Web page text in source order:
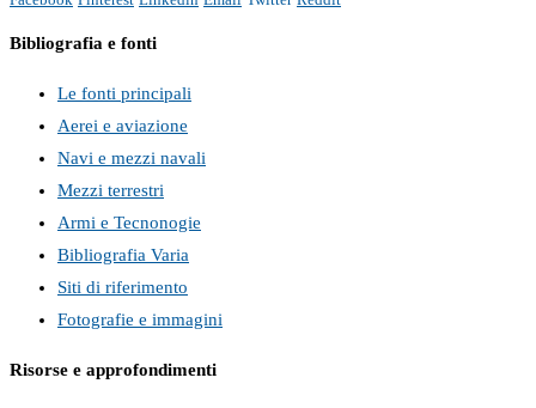
Bibliografia e fonti
Le fonti principali
Aerei e aviazione
Navi e mezzi navali
Mezzi terrestri
Armi e Tecnonogie
Bibliografia Varia
Siti di riferimento
Fotografie e immagini
Risorse e approfondimenti